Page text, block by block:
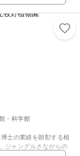
す。ふれあいコーナー
サギ、ヤギなどとふ
国産のニホンカモシカ
にも力を入れていま
クゾーン、滝ゾーンな
・科学館
士の業績を顕彰する植
ジャングルさながらの